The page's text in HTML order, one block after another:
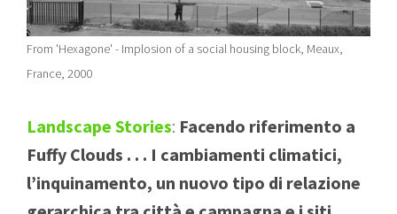
From 'Hexagone' - Implosion of a social housing block, Meaux,
France, 2000
Landscape Stories: Facendo riferimento a
Fuffy Clouds . . . I cambiamenti climatici,
l’inquinamento, un nuovo tipo di relazione